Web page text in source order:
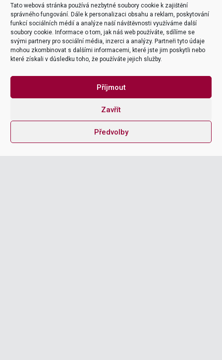
Tato webová stránka používá nezbytné soubory cookie k zajištění
správného fungování. Dále k personalizaci obsahu a reklam, poskytování
funkcí sociálních médií a analýze naší návštěvnosti využíváme další
soubory cookie. Informace o tom, jak náš web používáte, sdílíme se
svými partnery pro sociální média, inzerci a analýzy. Partneři tyto údaje
mohou zkombinovat s dalšími informacemi, které jste jim poskytli nebo
které získali v důsledku toho, že používáte jejich služby.
Příjmout
Zavřít
Předvolby
ZOBRAZIT KURZY 
NAŠI SPECIALISTÉ
Naši leadeřiy
Bohuslav
Zadražil